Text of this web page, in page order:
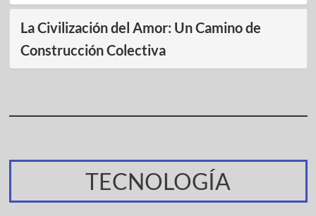
La Civilización del Amor: Un Camino de
Construcción Colectiva
TECNOLOGÍA